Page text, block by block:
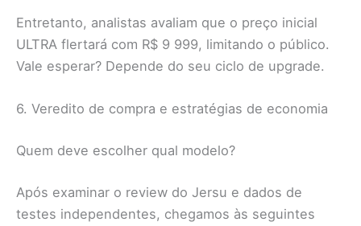
Entretanto, analistas avaliam que o preço inicial
ULTRA flertará com R$ 9 999, limitando o público.
Vale esperar? Depende do seu ciclo de upgrade.
6. Veredito de compra e estratégias de economia
Quem deve escolher qual modelo?
Após examinar o review do Jersu e dados de
testes independentes, chegamos às seguintes